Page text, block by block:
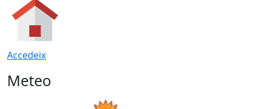
Accedeix
Meteo